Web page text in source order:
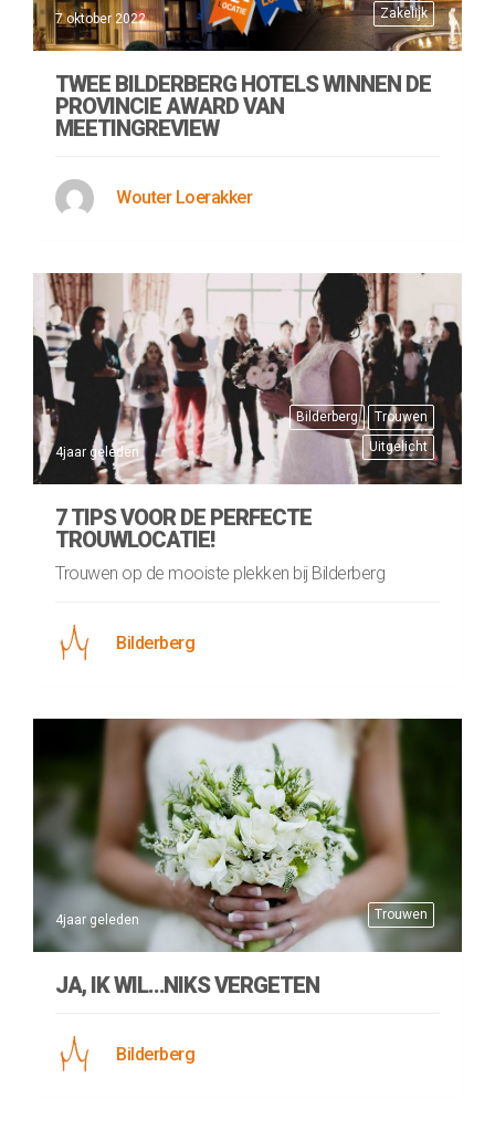
Zakelijk
7 oktober 2022
TWEE BILDERBERG HOTELS WINNEN DE
PROVINCIE AWARD VAN
MEETINGREVIEW
Wouter Loerakker
Bilderberg
Trouwen
Uitgelicht
4jaar geleden
7 TIPS VOOR DE PERFECTE
TROUWLOCATIE!
Trouwen op de mooiste plekken bij Bilderberg
Bilderberg
Trouwen
4jaar geleden
JA, IK WIL…NIKS VERGETEN
Bilderberg